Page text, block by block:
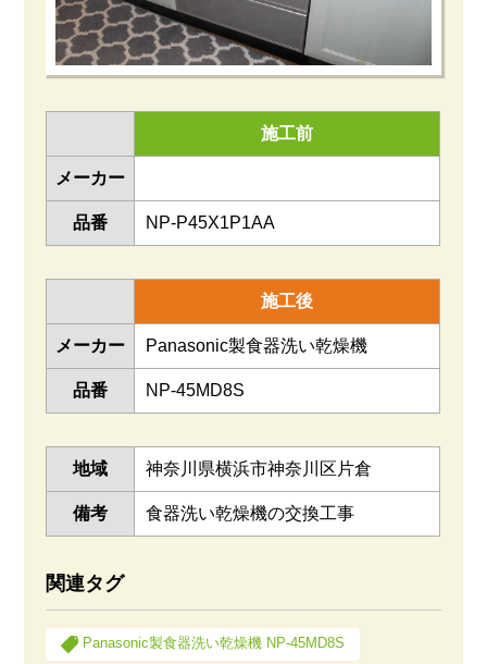
施工前
メーカー
品番 NP-P45X1P1AA
施工後
メーカー Panasonic製食器洗い乾燥機
品番 NP-45MD8S
地域 神奈川県横浜市神奈川区片倉
備考 食器洗い乾燥機の交換工事
関連タグ
Panasonic製食器洗い乾燥機 NP-45MD8S